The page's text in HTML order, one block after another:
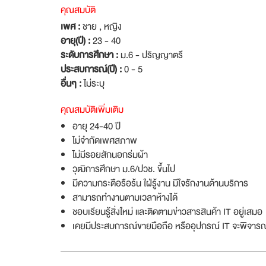
คุณสมบัติ
เพศ :ชาย , หญิง
อายุ(ปี) :23 - 40
ระดับการศึกษา :ม.6 - ปริญญาตรี
ประสบการณ์(ปี) :0 - 5
อื่นๆ :ไม่ระบุ
คุณสมบัติเพิ่มเติม
อายุ 24-40 ปี
ไม่จำกัดเพศสภาพ
ไม่มีรอยสักนอกร่มผ้า
วุฒิการศึกษา ม.6/ปวช. ขึ้นไป
มีความกระตือรือร้น ใฝ่รู้งาน มีใจรักงานด้านบริการ
สามารถทำงานตามเวลาห้างได้
ชอบเรียนรู้สิ่งใหม่ และติดตามข่าวสารสินค้า IT อยู่เสมอ
เคยมีประสบการณ์ขายมือถือ หรืออุปกรณ์ IT จะพิจาร